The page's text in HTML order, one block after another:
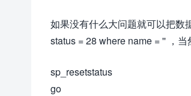
如果没有什么大问题就可以把数
status = 28 where name = '' ，
sp_resetstatus
go